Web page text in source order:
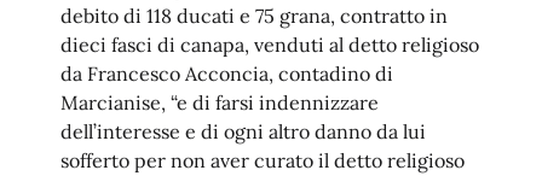
debito di 118 ducati e 75 grana, contratto in
dieci fasci di canapa, venduti al detto religioso
da Francesco Acconcia, contadino di
Marcianise, “e di farsi indennizzare
dell’interesse e di ogni altro danno da lui
sofferto per non aver curato il detto religioso